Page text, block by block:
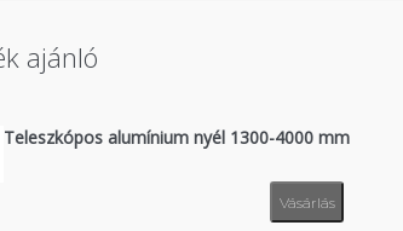
ajánló
Teleszkópos alumínium nyél 1300-4000 mm
Vásárlás